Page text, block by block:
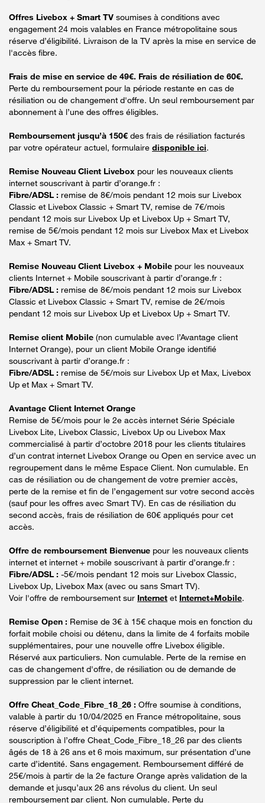
Offres Livebox + Smart TV soumises à conditions avec
engagement 24 mois valables en France métropolitaine sous
réserve d’éligibilité. Livraison de la TV après la mise en service de
l'accès fibre.
Frais de mise en service de 49€. Frais de résiliation de 60€.
Perte du remboursement pour la période restante en cas de
résiliation ou de changement d'offre. Un seul remboursement par
abonnement à l’une des offres éligibles.
Remboursement jusqu’à 150€ des frais de résiliation facturés
par votre opérateur actuel, formulaire disponible ici.
Remise Nouveau Client Livebox pour les nouveaux clients
internet souscrivant à partir d’orange.fr :
Fibre/ADSL : remise de 8€/mois pendant 12 mois sur Livebox
Classic et Livebox Classic + Smart TV, remise de 7€/mois
pendant 12 mois sur Livebox Up et Livebox Up + Smart TV,
remise de 5€/mois pendant 12 mois sur Livebox Max et Livebox
Max + Smart TV.
Remise Nouveau Client Livebox + Mobile pour les nouveaux
clients Internet + Mobile souscrivant à partir d’orange.fr :
Fibre/ADSL : remise de 8€/mois pendant 12 mois sur Livebox
Classic et Livebox Classic + Smart TV, remise de 2€/mois
pendant 12 mois sur Livebox Up et Livebox Up + Smart TV.
Remise client Mobile (non cumulable avec l’Avantage client
Internet Orange), pour un client Mobile Orange identifié
souscrivant à partir d’orange.fr :
Fibre/ADSL : remise de 5€/mois sur Livebox Up et Max, Livebox
Up et Max + Smart TV.
Avantage Client Internet Orange
Remise de 5€/mois pour le 2e accès internet Série Spéciale
Livebox Lite, Livebox Classic, Livebox Up ou Livebox Max
commercialisé à partir d’octobre 2018 pour les clients titulaires
d’un contrat internet Livebox Orange ou Open en service avec un
regroupement dans le même Espace Client. Non cumulable. En
cas de résiliation ou de changement de votre premier accès,
perte de la remise et fin de l’engagement sur votre second accès
(sauf pour les offres avec Smart TV). En cas de résiliation du
second accès, frais de résiliation de 60€ appliqués pour cet
accès.
Offre de remboursement Bienvenue pour les nouveaux clients
internet et internet + mobile souscrivant à partir d’orange.fr :
Fibre/ADSL : -5€/mois pendant 12 mois sur Livebox Classic,
Livebox Up, Livebox Max (avec ou sans Smart TV).
Voir l'offre de remboursement sur Internet et Internet+Mobile.
Remise Open : Remise de 3€ à 15€ chaque mois en fonction du
forfait mobile choisi ou détenu, dans la limite de 4 forfaits mobile
supplémentaires, pour une nouvelle offre Livebox éligible.
Réservé aux particuliers. Non cumulable. Perte de la remise en
cas de changement d'offre, de résiliation ou de demande de
suppression par le client internet.
Offre Cheat_Code_Fibre_18_26 : Offre soumise à conditions,
valable à partir du 10/04/2025 en France métropolitaine, sous
réserve d’éligibilité et d’équipements compatibles, pour la
souscription à l’offre Cheat_Code_Fibre_18_26 par des clients
âgés de 18 à 26 ans et 6 mois maximum, sur présentation d’une
carte d’identité. Sans engagement. Remboursement différé de
25€/mois à partir de la 2e facture Orange après validation de la
demande et jusqu’aux 26 ans révolus du client. Un seul
remboursement par client. Non cumulable. Perte du